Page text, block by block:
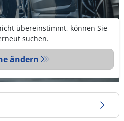
übereinstimmt, können Sie
suchen.
ändern